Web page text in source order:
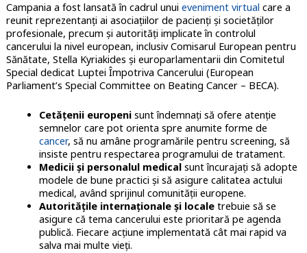
Campania a fost lansată în cadrul unui eveniment virtual care a
reunit reprezentanți ai asociațiilor de pacienți și societăților
profesionale, precum și autorități implicate în controlul
cancerului la nivel european, inclusiv Comisarul European pentru
Sănătate, Stella Kyriakides și europarlamentarii din Comitetul
Special dedicat Luptei Împotriva Cancerului (European
Parliament’s Special Committee on Beating Cancer – BECA).
Cetățenii europenisunt îndemnați să ofere atenție
semnelor care pot orienta spre anumite forme de
cancer, să nu amâne programările pentru screening, să
insiste pentru respectarea programului de tratament.
Medicii și personalul medicalsunt încurajați să adopte
modele de bune practici și să asigure calitatea actului
medical, având sprijinul comunității europene.
Autoritățile internaționale și localetrebuie să se
asigure că tema cancerului este prioritară pe agenda
publică. Fiecare acțiune implementată cât mai rapid va
salva mai multe vieți.